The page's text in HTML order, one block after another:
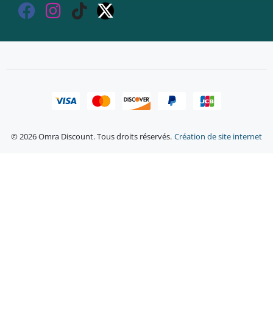
© 2026 Omra Discount. Tous droits réservés. Création de site internet